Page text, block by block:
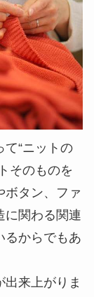
“ニットの
そのものを
ボタン、ファ
に関わる関連
るからでもあ
来上がりま